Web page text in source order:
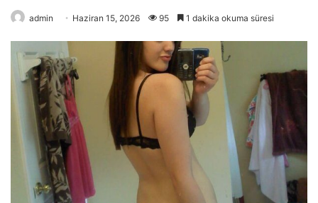
admin Haziran 15, 2026 95 1 dakika okuma süresi